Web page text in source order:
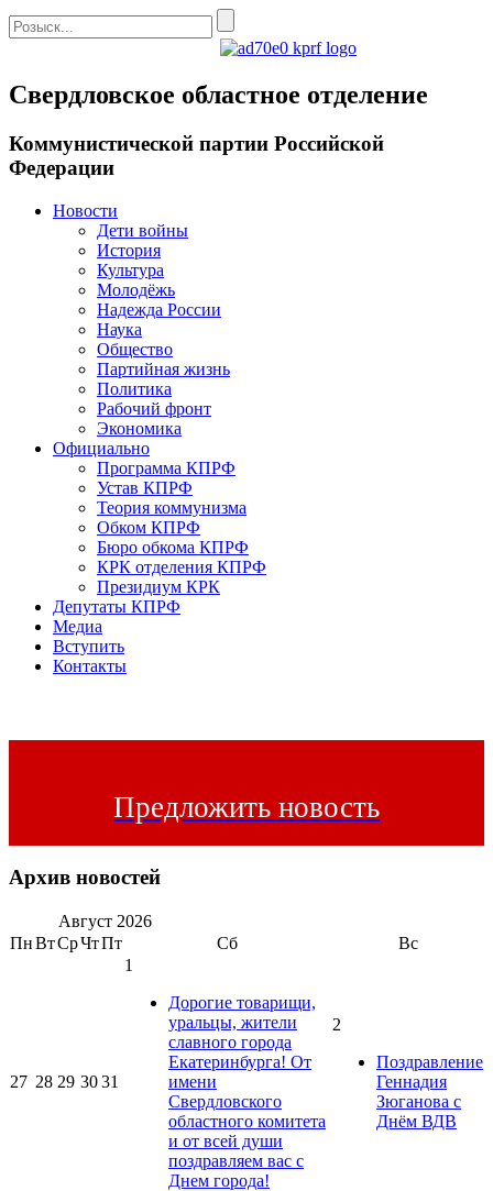
Свердловское областное отделение
Коммунистической партии Российской
Федерации
Новости
Дети войны
История
Культура
Молодёжь
Надежда России
Наука
Общество
Партийная жизнь
Политика
Рабочий фронт
Экономика
Официально
Программа КПРФ
Устав КПРФ
Теория коммунизма
Обком КПРФ
Бюро обкома КПРФ
КРК отделения КПРФ
Президиум КРК
Депутаты КПРФ
Медиа
Вступить
Контакты
Предложить новость
Архив новостей
Август 2026
ПнВтСрЧтПт Сб Вс
27 28 29 3031
1
Дорогие товарищи,
уральцы, жители
славного города
Екатеринбурга! От
имени
Свердловского
областного комитета
и от всей души
поздравляем вас с
Днем города!
2
Поздравление
Геннадия
Зюганова с
Днём ВДВ